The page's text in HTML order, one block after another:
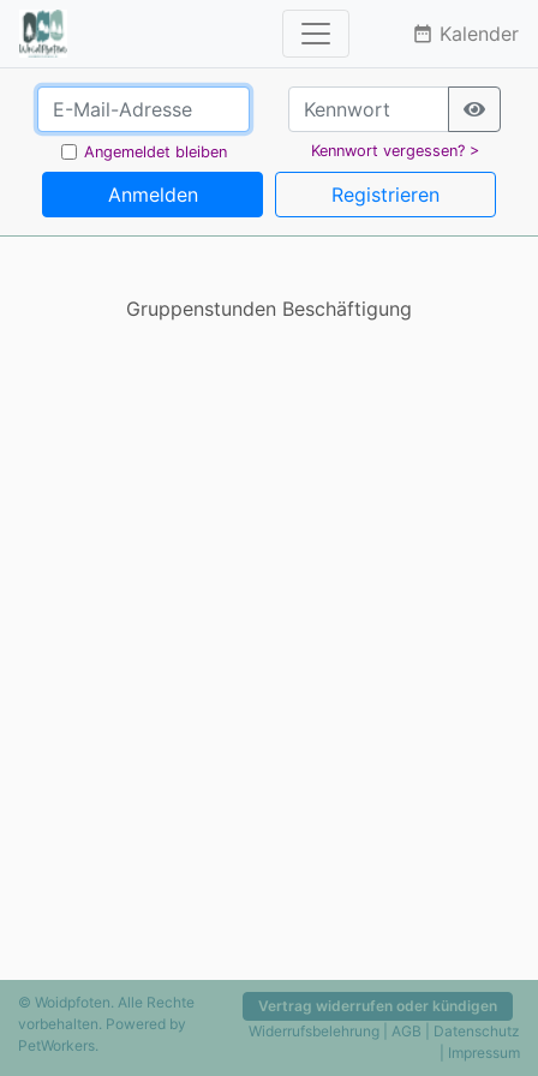
date_range Kalender
Angemeldet bleiben Kennwort vergessen? >
Anmelden Registrieren
Gruppenstunden Beschäftigung
© Woidpfoten. Alle Rechte
vorbehalten. Powered by
PetWorkers.
Vertrag widerrufen oder kündigen
Widerrufsbelehrung
AGB
Datenschutz
Impressum